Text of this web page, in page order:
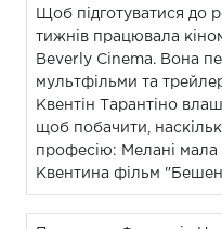
Щоб підготуватися до
тижнів працювала
Beverly Cinema. Вона
мультфільми та
Квентін Тарантіно
щоб побачити,
професію: Мелані мала
Квентина фільм